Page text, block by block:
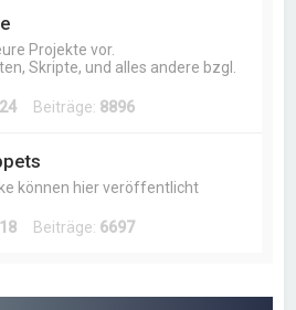
Projekte vor.
Skripte, und alles andere bzgl.
Beiträge: 8896
können hier veröffentlicht
Beiträge: 6697